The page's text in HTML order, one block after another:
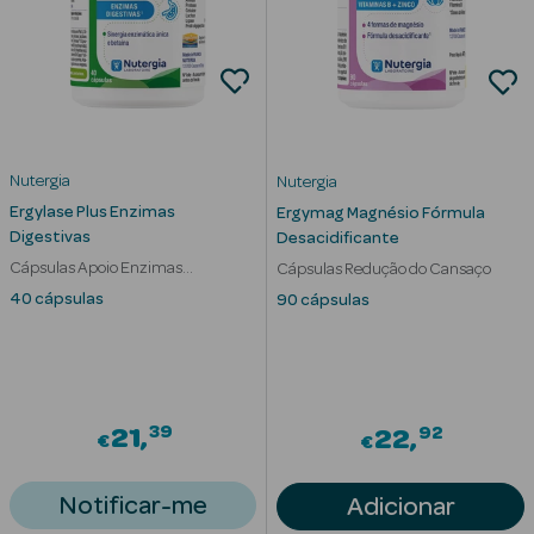
Ver Tudo
Cosmética
Rosto
Creme de Olhos
Anti-
envelhecimento
Nutergia
Ergylase Plus Enzimas
Digestivas
Cápsulas Apoio Enzimas
Digestivas
40 cápsulas
€21 39
Notificar-me
Nutergia
Ergymag Magnésio Fórmula
Desacidificante
Cápsulas Redução do Cansaço
90 cápsulas
€22 92
Adicionar